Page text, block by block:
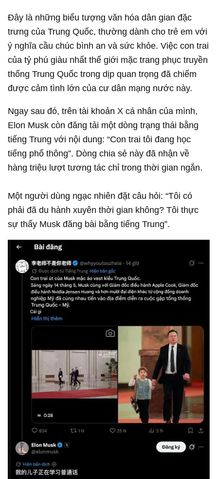
Đây là những biểu tượng văn hóa dân gian đặc
trưng của Trung Quốc, thường dành cho trẻ em với
ý nghĩa cầu chúc bình an và sức khỏe. Việc con trai
của tỷ phú giàu nhất thế giới mặc trang phục truyền
thống Trung Quốc trong dịp quan trọng đã chiếm
được cảm tình lớn của cư dân mạng nước này.
Ngay sau đó, trên tài khoản X cá nhân của mình,
Elon Musk còn đăng tải một dòng trạng thái bằng
tiếng Trung với nội dung: “Con trai tôi đang học
tiếng phổ thông”. Dòng chia sẻ này đã nhận về
hàng triệu lượt tương tác chỉ trong thời gian ngắn.
Một người dùng ngạc nhiên đặt câu hỏi: “Tôi có
phải đã du hành xuyên thời gian không? Tôi thực
sự thấy Musk đăng bài bằng tiếng Trung”.